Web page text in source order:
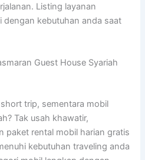
Listing layanan
dengan kebutuhan anda saat
Guest House Syariah
trip, sementara mobil
Tak usah khawatir,
paket rental mobil harian gratis
kebutuhan traveling anda